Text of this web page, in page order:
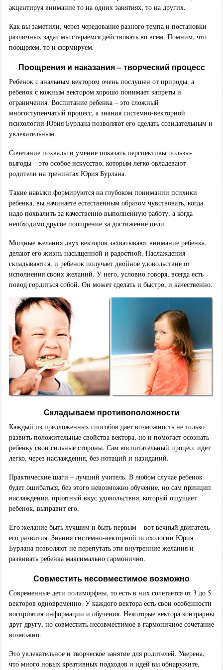
акцентируя внимание то на одних занятиях, то на других.
Как вы заметили, через чередование разного темпа и постановки
различных задач мы стараемся действовать во всем. Помним, что
поощряем, то и формируем.
Поощрения и наказания – творческий процесс
Ребенок с анальным вектором очень послушен от природы, а
ребенок с кожным вектором хорошо понимает запреты и
ограничения. Воспитание ребенка – это сложный
многоступенчатый процесс, а знания системно-векторной
психологии Юрия Бурлана позволяют его сделать созидательным и
увлекательным.
Сочетание похвалы и умение показать перспективы пользы-
выгоды – это особое искусство, которым легко овладевают
родители на тренингах Юрия Бурлана.
Такие навыки формируются на глубоком понимании психики
ребенка, вы начинаете естественным образом чувствовать, когда
надо похвалить за качественно выполненную работу, а когда
необходимо другое поощрение за достижение цели.
Мощные желания двух векторов захватывают внимание ребенка,
делают его жизнь насыщенной и радостной. Наслаждения
складываются, и ребенок получает двойное удовольствие от
исполнения своих желаний. У него, условно говоря, всегда есть
повод гордиться собой. Он может сделать и быстро, и качественно.
Складываем противоположности
Каждый из предложенных способов дает возможность не только
развить положительные свойства вектора, но и помогает осознать
ребенку свои сильные стороны. Сам воспитательный процесс идет
легко, через наслаждения, без нотаций и назиданий.
Практические шаги – лучший учитель. В любом случае ребенок
будет ошибаться, без этого невозможно обучение, но сам принцип
наслаждения, приятный вкус удовольствия, который ощущает
ребенок, выправит его.
Его желание быть лучшим и быть первым – вот вечный двигатель
его развития. Знания системно-векторной психологии Юрия
Бурлана позволяют не перепутать эти внутренние желания и
развивать ребенка максимально гармонично.
Совместить несовместимое возможно
Современные дети полиморфны, то есть в них сочетается от 3 до 5
векторов одновременно. У каждого вектора есть свои особенности
восприятия информации и обучения. Некоторые вектора контрарны
друг другу, но совместить несовместимое в гармоничное сочетание
возможно.
Это увлекательное и творческое занятие для родителей. Уверена,
что много новых креативных подходов и идей вы обнаружите,